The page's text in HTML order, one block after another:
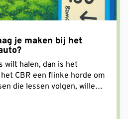
je maken bij het
wilt halen, dan is het
CBR een flinke horde om
die lessen volgen, willen